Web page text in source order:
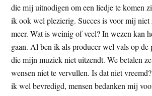
die mij uitnodigen om een liedje te komen
ik ook wel plezierig. Succes is voor mij
meer. Wat is weinig of veel? In wezen kan
gaan. Al ben ik als producer wel vals op de
die mijn muziek niet uitzendt. We betalen
wensen niet te vervullen. Is dat niet
ik wel bevredigd, mensen bedanken mij